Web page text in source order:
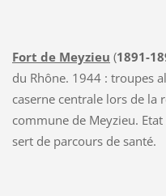
Fort de Meyzieu (1891-
du Rhône. 1944 : troupes
caserne centrale lors de la
commune de Meyzieu.
sert de parcours de santé.